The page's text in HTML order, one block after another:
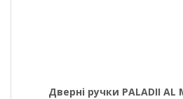
Дверні ручки PALADII AL